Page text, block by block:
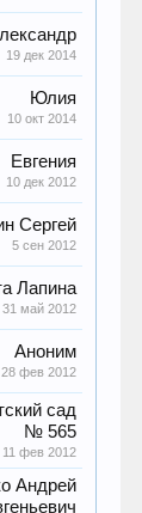
19 дек 2014
Юлия
10 окт 2014
Евгения
10 дек 2012
Сергей
5 сен 2012
Лапина
31 май 2012
Аноним
28 фев 2012
сад
№ 565
11 фев 2012
Андрей